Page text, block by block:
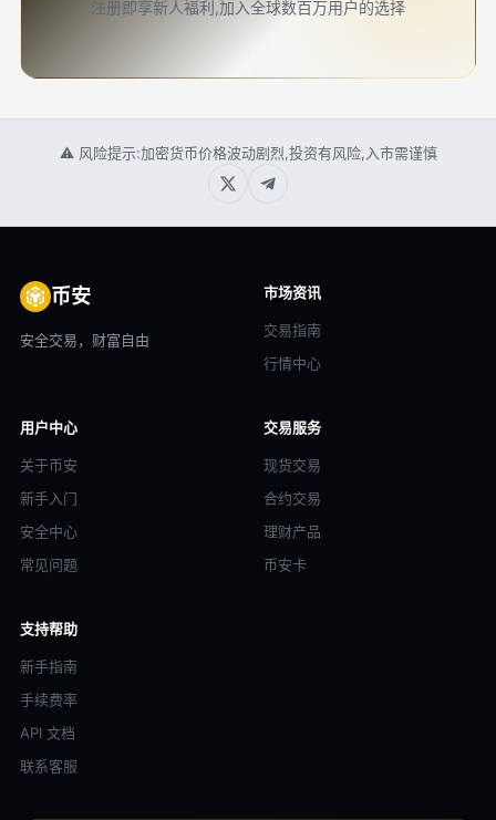
注册即享新人福利,加入全球数百万用户的选择
⚠ 风险提示:加密货币价格波动剧烈,投资有风险,入市需谨慎
币安
安全交易，财富自由
市场资讯
交易指南
行情中心
用户中心
关于币安
新手入门
安全中心
常见问题
交易服务
现货交易
合约交易
理财产品
币安卡
支持帮助
新手指南
手续费率
API 文档
联系客服